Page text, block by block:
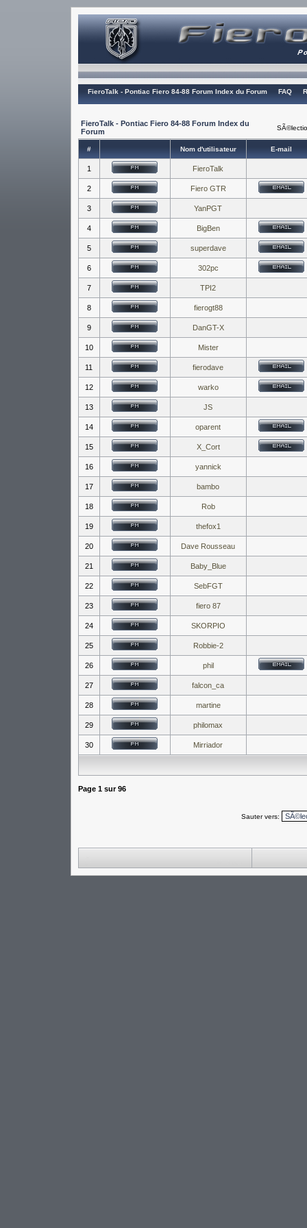
FieroTalk - Pontiac Fiero 84-88 Forum Index du Forum FAQ
FieroTalk - Pontiac Fiero 84-88 Forum Index du
Forum
# Nom d'utilisateur E-mail
1 FieroTalk
2 Fiero GTR
3 YanPGT
4 BigBen
5 superdave
6 302pc
7 TPI2
8 fierogt88
9 DanGT-X
10 Mister
11 fierodave
12 warko
13 JS
14 oparent
15 X_Cort
16 yannick
17 bambo
18 Rob
19 thefox1
20 Dave Rousseau
21 Baby_Blue
22 SebFGT
23 fiero 87
24 SKORPIO
25 Robbie-2
26 phil
27 falcon_ca
28 martine
29 philomax
30 Mirriador
Page 1sur96
Sauter vers: